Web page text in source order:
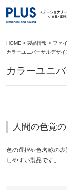
HOME >製品情報 > ファ
カラーユニバーサルデザイ
カラーユニ
人間の色覚
色の選択や色名称の
しやすい製品です。